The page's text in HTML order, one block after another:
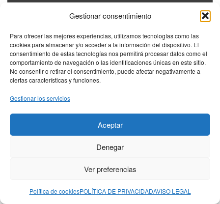
Gestionar consentimiento
Para ofrecer las mejores experiencias, utilizamos tecnologías como las
cookies para almacenar y/o acceder a la información del dispositivo. El
consentimiento de estas tecnologías nos permitirá procesar datos como el
comportamiento de navegación o las identificaciones únicas en este sitio.
No consentir o retirar el consentimiento, puede afectar negativamente a
ciertas características y funciones.
Gestionar los servicios
Aceptar
Denegar
Ver preferencias
Política de cookiesPOLÍTICA DE PRIVACIDADAVISO LEGAL
MENÚ PRINCIPAL
MENÚ LEGAL
DIRECCIÓN
26500 Calahorra, La Rioja
Diseñada porCPU Digitall